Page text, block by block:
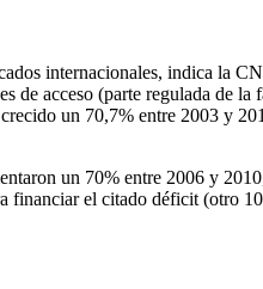
internacionales, indica la
de acceso (parte regulada de la
un 70,7% entre 2003 y
un 70% entre 2006 y
financiar el citado déficit (otro